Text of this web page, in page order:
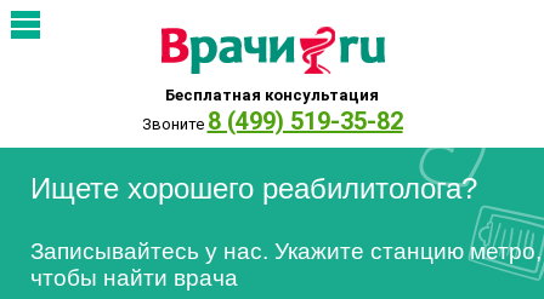
Бесплатная консультация
Звоните 8 (499) 519-35-82
Ищете хорошего реабилитолога?
Записывайтесь у нас. Укажите станцию метро,
чтобы найти врача